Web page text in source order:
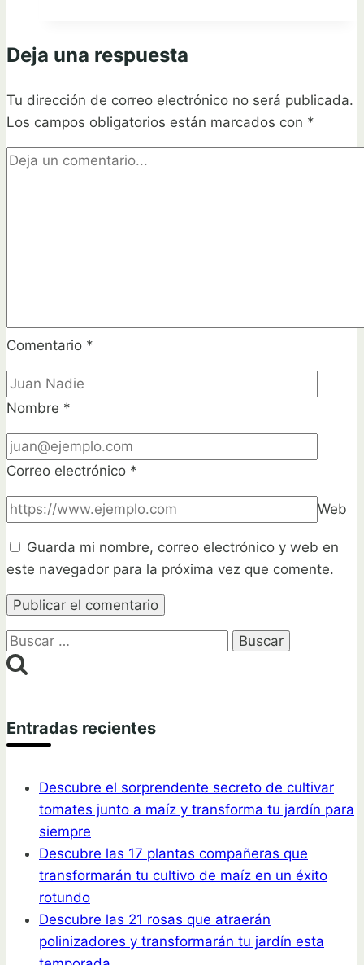
de
alpes:
guía
práctica
y
Deja una respuesta
Tu dirección de correo electrónico no será publicada.
Los campos obligatorios están marcados con *
Comentario *
Nombre *
Correo electrónico *
Web
Guarda mi nombre, correo electrónico y web en
este navegador para la próxima vez que comente.
Buscar:
Entradas recientes
Descubre el sorprendente secreto de cultivar
tomates junto a maíz y transforma tu jardín para
siempre
Descubre las 17 plantas compañeras que
transformarán tu cultivo de maíz en un éxito
rotundo
Descubre las 21 rosas que atraerán
polinizadores y transformarán tu jardín esta